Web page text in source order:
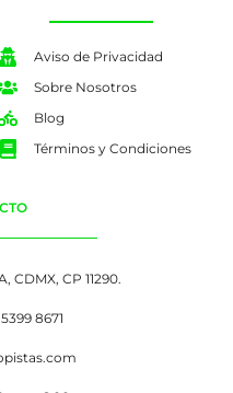
Aviso de Privacidad
Sobre Nosotros
Blog
Términos y Condiciones
CDMX, CP 11290.
8671